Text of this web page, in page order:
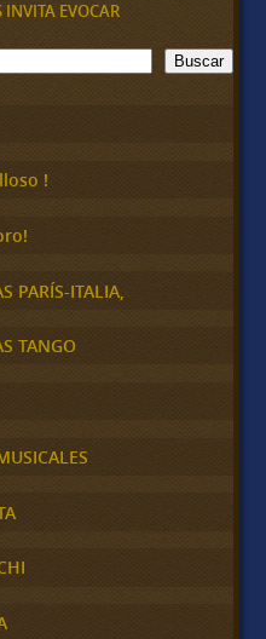
INVITA EVOCAR
Buscar
!
PARÍS-ITALIA,
TANGO